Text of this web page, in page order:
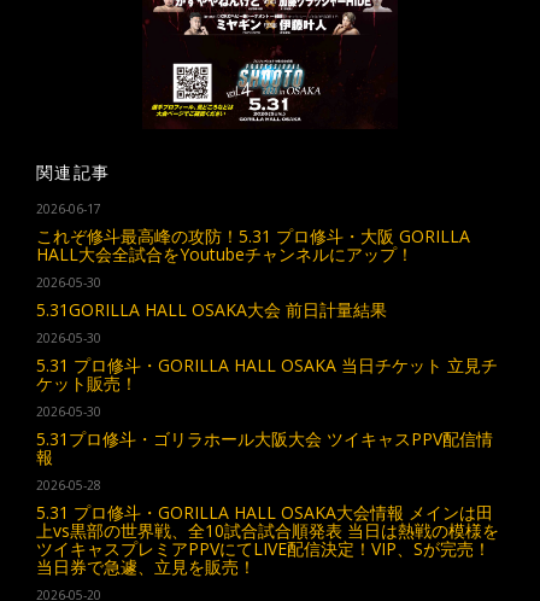
関連記事
2026-06-17
これぞ修斗最高峰の攻防！5.31 プロ修斗・大阪 GORILLA
HALL大会全試合をYoutubeチャンネルにアップ！
2026-05-30
5.31GORILLA HALL OSAKA大会 前日計量結果
2026-05-30
5.31 プロ修斗・GORILLA HALL OSAKA 当日チケット 立見チ
ケット販売！
2026-05-30
5.31プロ修斗・ゴリラホール大阪大会 ツイキャスPPV配信情
報
2026-05-28
5.31 プロ修斗・GORILLA HALL OSAKA大会情報 メインは田
上vs黒部の世界戦、全10試合試合順発表 当日は熱戦の模様を
ツイキャスプレミアPPVにてLIVE配信決定！VIP、Sが完売！
当日券で急遽、立見を販売！
2026-05-20